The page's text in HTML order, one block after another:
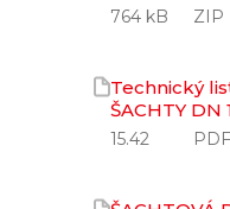
764 kB ZIP
Technický
ŠACHTY DN
15.42 PDF